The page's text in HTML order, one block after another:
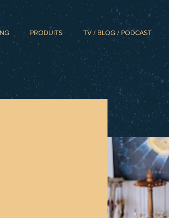
PRODUITS TV / BLOG / PODCAST